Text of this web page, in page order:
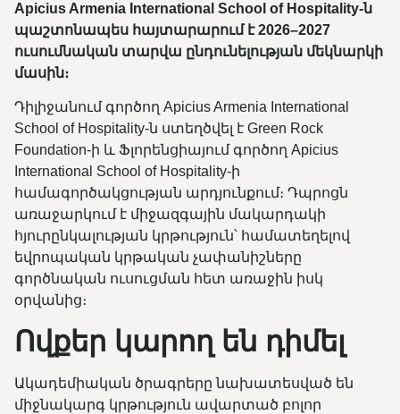
Apicius Armenia International School of Hospitality-ն
պաշտոնապես հայտարարում է 2026–2027
ուսումնական տարվա ընդունելության մեկնարկի
մասին։
Դիլիջանում գործող Apicius Armenia International
School of Hospitality-ն ստեղծվել է Green Rock
Foundation-ի և Ֆլորենցիայում գործող Apicius
International School of Hospitality-ի
համագործակցության արդյունքում։ Դպրոցն
առաջարկում է միջազգային մակարդակի
հյուրընկալության կրթություն՝ համատեղելով
եվրոպական կրթական չափանիշները
գործնական ուսուցման հետ առաջին իսկ
օրվանից։
Ովքեր կարող են դիմել
Ակադեմիական ծրագրերը նախատեսված են
միջնակարգ կրթություն ավարտած բոլոր